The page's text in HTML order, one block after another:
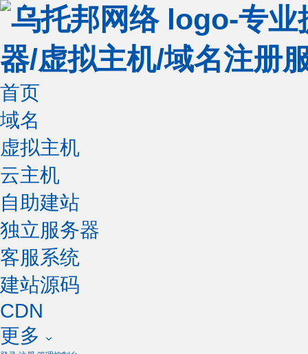
首页
域名
虚拟主机
云主机
自助建站
独立服务器
客服系统
建站源码
CDN
更多